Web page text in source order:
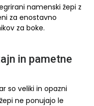
namenski žepi z
za enostavno
za boke.
in pametne
so veliki in opazni
ne ponujajo le